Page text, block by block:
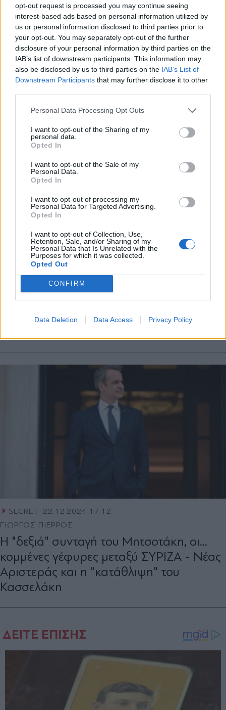
opt-out request is processed you may continue seeing
interest-based ads based on personal information utilized by
us or personal information disclosed to third parties prior to
your opt-out. You may separately opt-out of the further
disclosure of your personal information by third parties on the
IAB’s list of downstream participants. This information may
also be disclosed by us to third parties on the IAB’s List of
Downstream Participants that may further disclose it to other
Personal Data Processing Opt Outs
I want to opt-out of the Sharing of my
personal data.
Opted In
I want to opt-out of the Sale of my
Personal Data.
Opted In
I want to opt-out of processing my
Personal Data for Targeted Advertising.
Opted In
I want to opt-out of Collection, Use,
Retention, Sale, and/or Sharing of my
Personal Data that Is Unrelated with the
Purposes for which it was collected.
Opted Out
CONFIRM
Data Deletion Data Access Privacy Policy
ΓΙΩΡΓΟΣ ΚΟΥΒΑΡΑΣ
Το εθνικό σχέδιο για την αντιμετώπιση
της νεανικής παραβατικότητας, η
δημοσκοπική κατρακύλα του ΣΥΡΙΖΑ και
η γοητεία της "τιμωρού"
Κωνσταντοπούλου
ΓΙΩΡΓΟΣ ΠΙΕΡΡΟΣ
Η κεντροαριστερή μετωπική, η
στρατηγική Μητσοτάκη και η συµφωνία
SECRET
22.12.2024 17:12
ΓΙΩΡΓΟΣ ΠΙΕΡΡΟΣ
Η "δεξιά" συνταγή του Μητσοτάκη, οι...
κομμένες γέφυρες μεταξύ ΣΥΡΙΖΑ - Νέας
Αριστεράς και η "κατάθλιψη" του
Κασσελάκη
Εγγραφή στο newsletter
Αποδέχομαι τους
και την πολιτική απορρήτου
X